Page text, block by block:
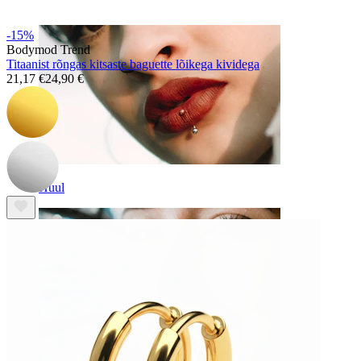
Huul
-15%
Bodymod Trend
Titaanist rõngas kitsaste baguette lõikega kividega
21,17 €24,90 €